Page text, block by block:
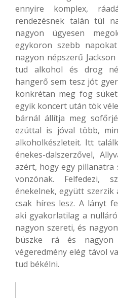
ennyire komplex,
rendezésnek talán túl
nagyon ügyesen
egykoron szebb
nagyon népszerű
tud alkohol és drog
hangerő sem tesz jót
konkrétan meg fog
egyik koncert után tök
bárnál állítja meg
ezúttal is jóval több,
alkoholkészleteit. Itt
énekes-dalszerzővel,
azért, hogy egy pillanatra
vonzónak. Felfedezi,
énekelnek, együtt szerzik
csak híres lesz. A lányt
aki gyakorlatilag a
nagyon szereti, és
büszke rá és
végeredmény elég távol
tud békélni.